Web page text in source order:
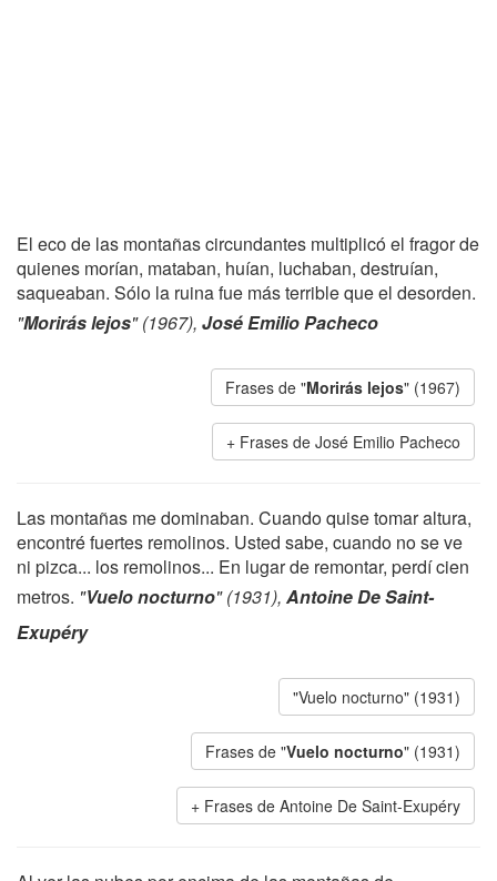
El eco de las montañas circundantes multiplicó el fragor de
quienes morían, mataban, huían, luchaban, destruían,
saqueaban. Sólo la ruina fue más terrible que el desorden.
"Morirás lejos" (1967), José Emilio Pacheco
Frases de "Morirás lejos" (1967)
Frases de José Emilio Pacheco
Las montañas me dominaban. Cuando quise tomar altura,
encontré fuertes remolinos. Usted sabe, cuando no se ve
ni pizca... los remolinos... En lugar de remontar, perdí cien
metros. "Vuelo nocturno" (1931), Antoine De Saint-
Exupéry
"Vuelo nocturno" (1931)
Frases de "Vuelo nocturno" (1931)
Frases de Antoine De Saint-Exupéry